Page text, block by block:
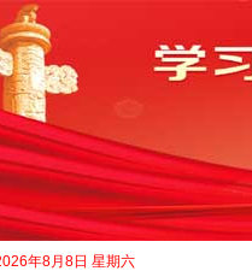
年8月8日 星期六